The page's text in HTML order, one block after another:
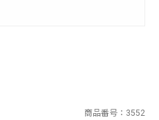
商品番号 3552